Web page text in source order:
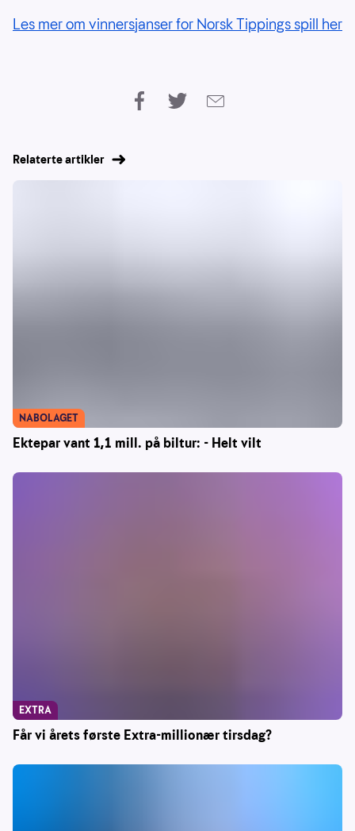
Les mer om vinnersjanser for Norsk Tippings spill her
Relaterte artikler
Ektepar vant 1,1 mill. på biltur: - Helt vilt
NABOLAGET
Får vi årets første Extra-millionær tirsdag?
EXTRA